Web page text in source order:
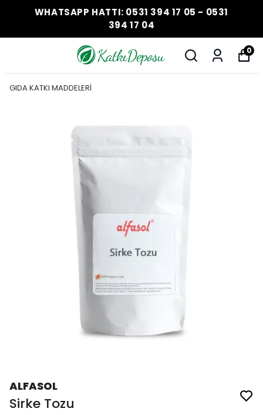
WHATSAPP HATTI: 0531 394 17 05 - 0531
394 17 04
0
GIDA KATKI MADDELERİ
ALFASOL
Sirke Tozu